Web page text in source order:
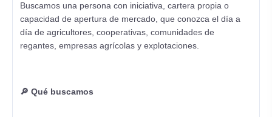
Buscamos una persona con iniciativa, cartera propia o
capacidad de apertura de mercado, que conozca el día a
día de agricultores, cooperativas, comunidades de
regantes, empresas agrícolas y explotaciones.
🔎 Qué buscamos